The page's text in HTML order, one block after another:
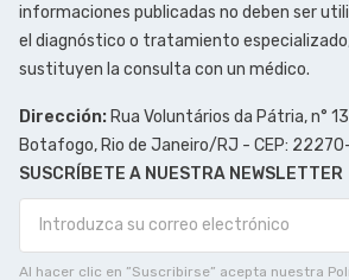
informaciones publicadas no deben ser
el diagnóstico o tratamiento
sustituyen la consulta con un médico.
Dirección: Rua Voluntários da Pátria, n°
Botafogo, Rio de Janeiro/RJ - CEP:
SUSCRÍBETE A NUESTRA NEWSLETTER
Al hacer clic en ”Suscribirse” acepta nuestra